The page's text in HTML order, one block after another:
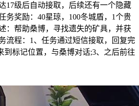
17级后自动接取，后续还有一个隐藏
务奖励：40星琼，100冬城盾，1个贵
：帮助桑博，寻找遗失的矿具，并获
流程：1、任务通过短信接取，回复完
到标记位置，与桑博对话;3、之后前往